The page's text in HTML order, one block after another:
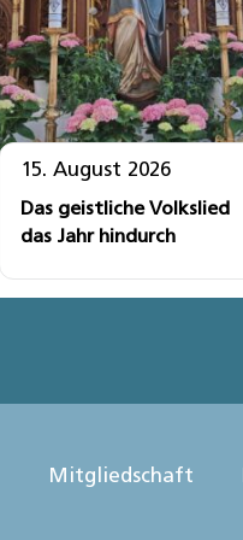
15. August 2026
Das geistliche Volkslied
das Jahr hindurch
Mitgliedschaft